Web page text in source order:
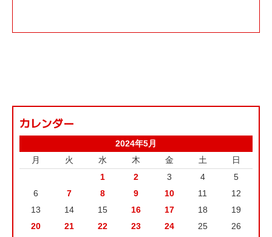
カレンダー
2024年5月
月
火 水 木 金 土 日
1 2 3 4
5
6
7 8 9 10 11
12
13
14 15 16 17 18
19
20
21 22 23 24 25
26